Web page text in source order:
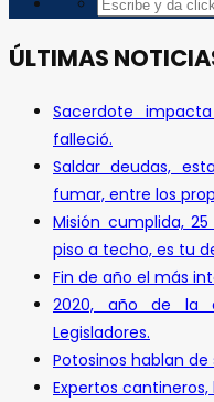
ÚLTIMAS
Sacerdote
falleció.
Saldar deudas,
fumar, entre los
Misión cumplida,
piso a techo, es tu
Fin de año el más
2020, año de la
Legisladores.
Potosinos hablan
Expertos cantineros,